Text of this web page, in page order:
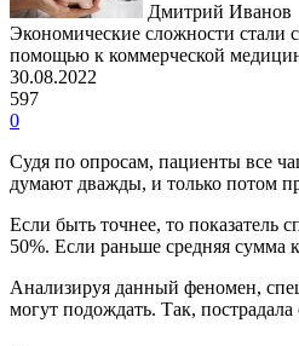
Дмитрий Иванов
Экономические сложности стали
помощью к коммерческой
30.08.2022
597
0
Судя по опросам, пациенты все
думают дважды, и только потом
Если быть точнее, то показатель
50%. Если раньше средняя сумма
Анализируя данный феномен,
могут подождать. Так,